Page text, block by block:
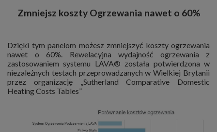
Zmniejsz koszty Ogrzewania nawet o 60%
Dzięki tym panelom możesz zmniejszyć koszty ogrzewania
nawet o 60%. Rewelacyjna wydajność ogrzewania z
zastosowaniem systemu LAVA® została potwierdzona w
niezależnych testach przeprowadzanych w Wielkiej Brytanii
przez organizację „Sutherland Comparative Domestic
Heating Costs Tables”